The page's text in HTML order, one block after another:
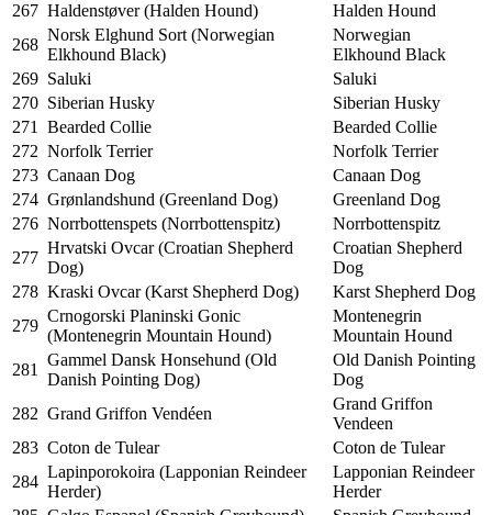
267 Haldenstøver (Halden Hound)
Halden Hound
268
Norsk Elghund Sort (Norwegian
Elkhound Black)
Norwegian
Elkhound Black
269 Saluki
Saluki
270 Siberian Husky
Siberian Husky
271
Bearded Collie
Bearded Collie
272 Norfolk Terrier
Norfolk Terrier
273 Canaan Dog
Canaan Dog
274 Grønlandshund (Greenland Dog)
Greenland Dog
276 Norrbottenspets (Norrbottenspitz)
Norrbottenspitz
277
Hrvatski Ovcar (Croatian Shepherd
Dog)
Croatian Shepherd
Dog
278 Kraski Ovcar (Karst Shepherd Dog)
Karst Shepherd Dog
279
Crnogorski Planinski Gonic
(Montenegrin Mountain Hound)
Montenegrin
Mountain Hound
281
Gammel Dansk Honsehund (Old
Danish Pointing Dog)
Old Danish Pointing
Dog
282 Grand Griffon Vendéen
Grand Griffon
Vendeen
283 Coton de Tulear
Coton de Tulear
284
Lapinporokoira (Lapponian Reindeer
Herder)
Lapponian Reindeer
Herder